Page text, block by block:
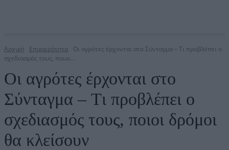
Αρχική Επικαιρότητα
Οι αγρότες έρχονται στο Σύνταγμα – Tι προβλέπει ο
σχεδιασμός τους, ποιοι...
Οι αγρότες έρχονται στο
Σύνταγμα – Tι προβλέπει ο
σχεδιασμός τους, ποιοι δρόμοι
θα κλείσουν